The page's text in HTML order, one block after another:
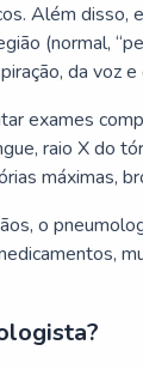
Além disso,
(normal,
da
exames
raio X do
máximas,
o